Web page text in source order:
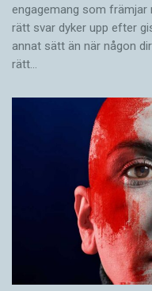
engagemang som främjar
rätt svar dyker upp efter
annat sätt än när någon
rätt…